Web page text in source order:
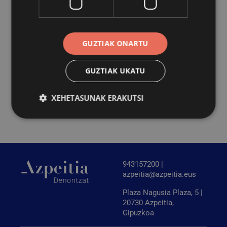
943157200 |
azpeitia@azpeitia.eus
Plaza Nagusia Plaza, 5 |
20730 Azpeitia,
Gipuzkoa
GUZTIAK ONARTU
GUZTIAK UKATU
XEHETASUNAK ERAKUTSI
Behar-beharrezkoak diren cookiek webgunearen
oinarrizko funtzionalitateak ahalbidetzen dituzte,
esate baterako erabiltzaileen saioa hastea eta
kontuen kudeaketa. Webgunea ezin da behar bezala
erabili guztiz beharrezkoak diren cookierik gabe.